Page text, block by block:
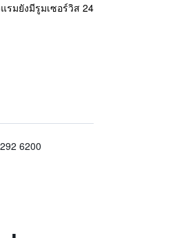
มยังมีรูมเซอร์วิส 24
6200